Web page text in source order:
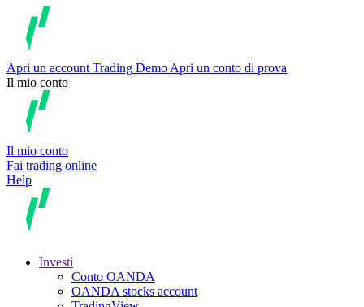
Apri un account Trading Demo Apri un conto di prova
Il mio conto
Il mio conto
Fai trading online
Help
Investi
Conto OANDA
OANDA stocks account